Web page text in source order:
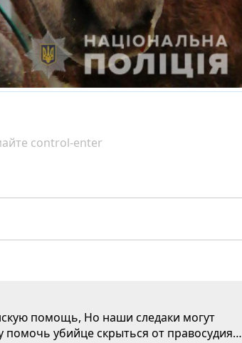
control-enter
помощь, Но наши следаки могут
помочь убийце скрыться от правосудия…